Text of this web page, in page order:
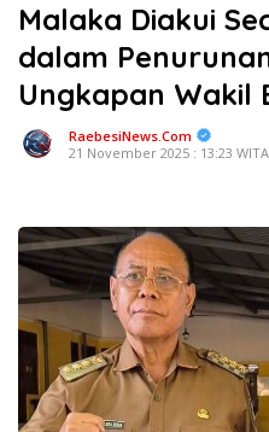
Malaka Diakui
dalam
Ungkapan Wakil
RaebesiNews.Com
21 November 2025 : 13:23